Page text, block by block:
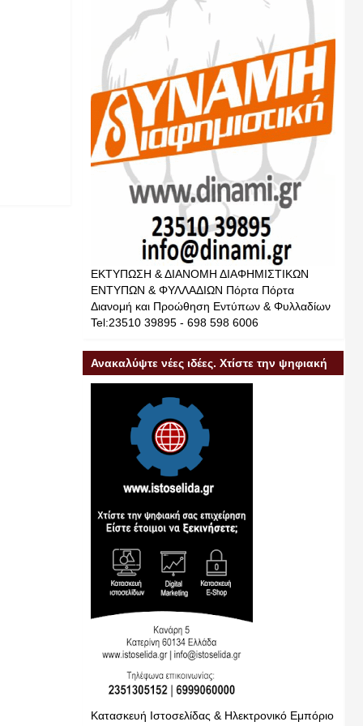
ΕΚΤΥΠΩΣΗ & ΔΙΑΝΟΜΗ ΔΙΑΦΗΜΙΣΤΙΚΩΝ
ΕΝΤΥΠΩΝ & ΦΥΛΛΑΔΙΩΝ Πόρτα Πόρτα
Διανομή και Προώθηση Εντύπων & Φυλλαδίων
Tel:23510 39895 - 698 598 6006
Ανακαλύψτε νέες ιδέες. Χτίστε την ψηφιακή
σας επιχείρηση
Κατασκευή Ιστοσελίδας & Ηλεκτρονικό Εμπόριο